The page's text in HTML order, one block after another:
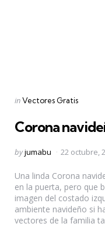
Categories
Posted
inVectores Gratis
Corona
Posted
byjumabu 22 octubre,
Una linda Corona
en la puerta, pero que
imagen del costado
ambiente navideño si
vectores de la familia